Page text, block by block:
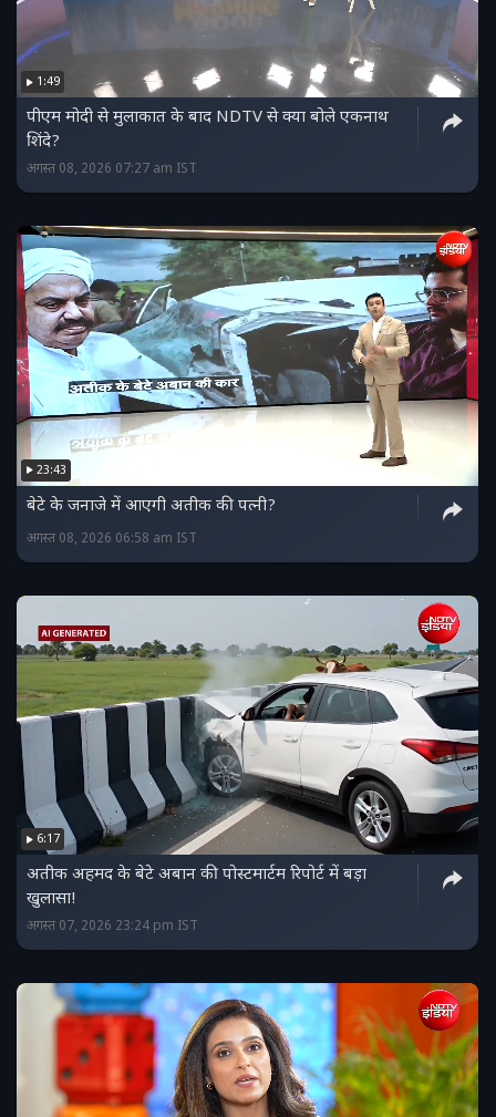
1:49
पीएम मोदी से मुलाकात के बाद NDTV से क्या बोले एकनाथ
शिंदे?
अगस्त 08, 2026 07:27 am IST
23:43
बेटे के जनाजे में आएगी अतीक की पत्नी?
अगस्त 08, 2026 06:58 am IST
6:17
अतीक अहमद के बेटे अबान की पोस्टमार्टम रिपोर्ट में बड़ा
खुलासा!
अगस्त 07, 2026 23:24 pm IST